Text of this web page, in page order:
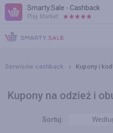
Smarty.Sale - Cashback
Play Market:
POMOC
WARUNKI
Serwisów cashback Kupony i
Kupony na odzież i
Sortuj: